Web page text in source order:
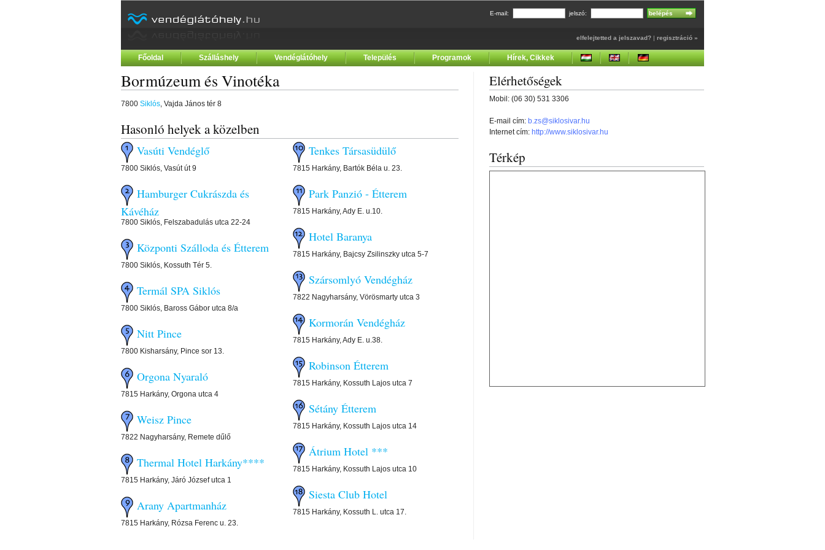
E-mail: jelszó:
elfelejtetted a jelszavad? | regisztráció »
Főoldal Szálláshely Vendéglátóhely Település Programok Hírek, Cikkek
Bormúzeum és Vinotéka
7800 Siklós, Vajda János tér 8
Hasonló helyek a közelben
Vasúti Vendéglő
7800 Siklós, Vasút út 9
Hamburger Cukrászda és
Kávéház
7800 Siklós, Felszabadulás utca 22-24
Központi Szálloda és Étterem
7800 Siklós, Kossuth Tér 5.
Termál SPA Siklós
7800 Siklós, Baross Gábor utca 8/a
Nitt Pince
7800 Kisharsány, Pince sor 13.
Orgona Nyaraló
7815 Harkány, Orgona utca 4
Weisz Pince
7822 Nagyharsány, Remete dűlő
Thermal Hotel Harkány****
7815 Harkány, Járó József utca 1
Arany Apartmanház
7815 Harkány, Rózsa Ferenc u. 23.
Tenkes Társasüdülő
7815 Harkány, Bartók Béla u. 23.
Park Panzió - Étterem
7815 Harkány, Ady E. u.10.
Hotel Baranya
7815 Harkány, Bajcsy Zsilinszky utca 5-7
Szársomlyó Vendégház
7822 Nagyharsány, Vörösmarty utca 3
Kormorán Vendégház
7815 Harkány, Ady E. u.38.
Robinson Étterem
7815 Harkány, Kossuth Lajos utca 7
Sétány Étterem
7815 Harkány, Kossuth Lajos utca 14
Átrium Hotel ***
7815 Harkány, Kossuth Lajos utca 10
Siesta Club Hotel
7815 Harkány, Kossuth L. utca 17.
Elérhetőségek
Mobil: (06 30) 531 3306
E-mail cím: b.zs@siklosivar.hu
Internet cím: http://www.siklosivar.hu
Térkép